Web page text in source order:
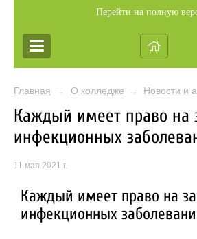
Перейти на полную
Главная → О колледже → Новости и
Каждый имеет право на
инфекционных
11 мая 2021 г.
Каждый имеет право на
инфекционных